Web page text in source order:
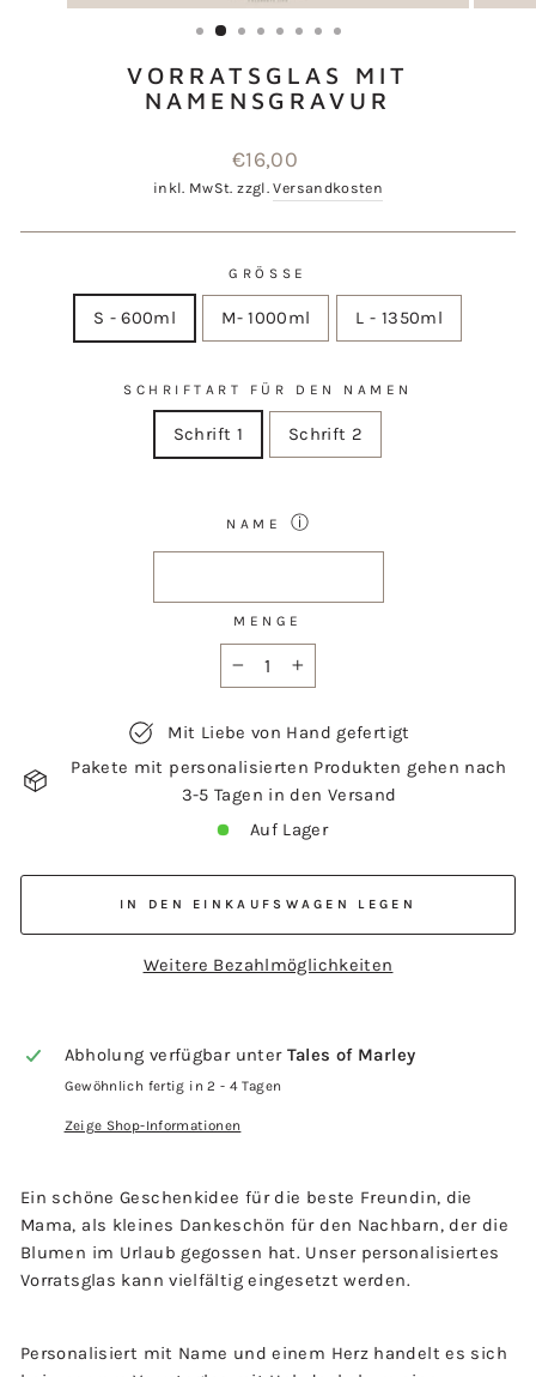
ESC)
VORRATSGLAS MIT
NAMENSGRAVUR
Normaler
Preis
€16,00
inkl. MwSt. zzgl.Versandkosten
GRÖSSE
S - 600ml M- 1000ml L - 1350ml
SCHRIFTART FÜR DEN NAMEN
Schrift 1 Schrift 2
NAME ⓘ
MENGE
Mit Liebe von Hand gefertigt
Pakete mit personalisierten Produkten gehen nach
3-5 Tagen in den Versand
Auf Lager
IN DEN EINKAUFSWAGEN LEGEN
Weitere Bezahlmöglichkeiten
Abholung verfügbar unter Tales of Marley
Gewöhnlich fertig in 2 - 4 Tagen
Zeige Shop-Informationen
Ein schöne Geschenkidee für die beste Freundin, die
Mama, als kleines Dankeschön für den Nachbarn, der die
Blumen im Urlaub gegossen hat. Unser personalisiertes
Vorratsglas kann vielfältig eingesetzt werden.
Personalisiert mit Name und einem Herz handelt es sich